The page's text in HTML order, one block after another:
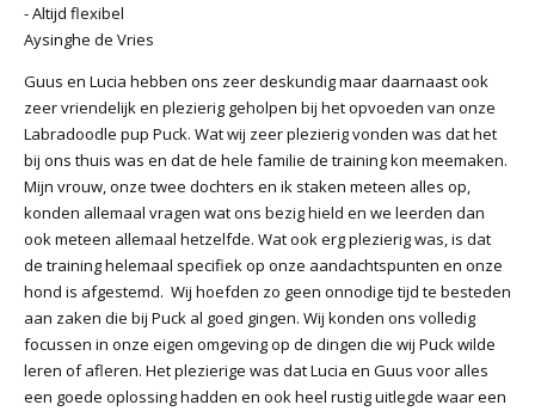
- Altijd flexibel
Aysinghe de Vries
Guus en Lucia hebben ons zeer deskundig maar daarnaast ook
zeer vriendelijk en plezierig geholpen bij het opvoeden van onze
Labradoodle pup Puck. Wat wij zeer plezierig vonden was dat het
bij ons thuis was en dat de hele familie de training kon meemaken.
Mijn vrouw, onze twee dochters en ik staken meteen alles op,
konden allemaal vragen wat ons bezig hield en we leerden dan
ook meteen allemaal hetzelfde. Wat ook erg plezierig was, is dat
de training helemaal specifiek op onze aandachtspunten en onze
hond is afgestemd. Wij hoefden zo geen onnodige tijd te besteden
aan zaken die bij Puck al goed gingen. Wij konden ons volledig
focussen in onze eigen omgeving op de dingen die wij Puck wilde
leren of afleren. Het plezierige was dat Lucia en Guus voor alles
een goede oplossing hadden en ook heel rustig uitlegde waar een